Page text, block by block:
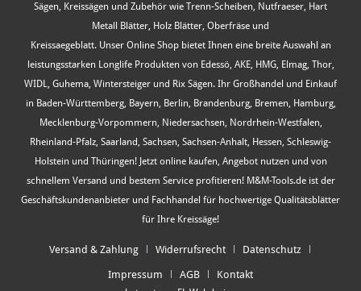
Sägen, Kreissägen und Zubehör wie Trenn-Scheiben, Nutfraeser, Hart
Metall Blätter, Holz Blätter, Oberfräse und
Kreissaegeblatt. Unser Online Shop bietet Ihnen eine breite Auswahl an
leistungsstarken Longlife Produkten von Edessö, AKE, HMG, Elmag, Thor,
WIDL, Guhema, Wintersteiger und Rix Sägen. Ihr Großhandel und Einkauf
in Baden-Württemberg, Bayern, Berlin, Brandenburg, Bremen, Hamburg,
Mecklenburg-Vorpommern, Niedersachsen, Nordrhein-Westfalen,
Rheinland-Pfalz, Saarland, Sachsen, Sachsen-Anhalt, Hessen, Schleswig-
Holstein und Thüringen! Jetzt online kaufen, Angebot nutzen und von
schnellem Versand und bestem Service profitieren! M&M-Tools.de ist der
Geschäftskundenanbieter und Fachhandel für hochwertige Qualitätsblätter
für Ihre Kreissäge!
Versand & Zahlung Widerrufsrecht Datenschutz
Impressum AGB Kontakt